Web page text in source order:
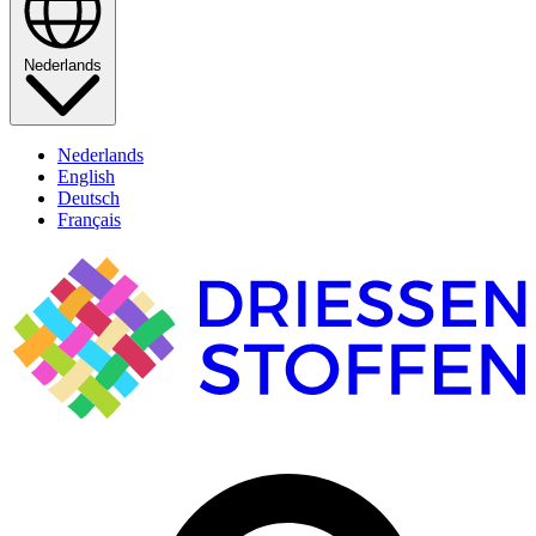
Nederlands
Nederlands
English
Deutsch
Français